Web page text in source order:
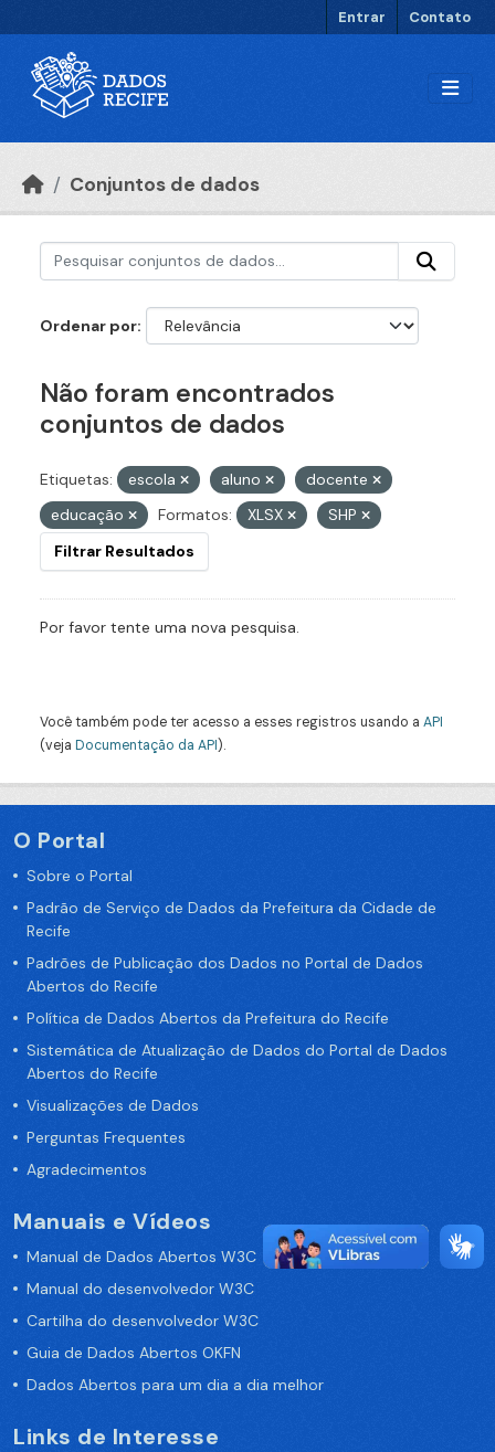
Entrar Contato
Conjuntos de dados
Ordenar por
Não foram encontrados
conjuntos de dados
Etiquetas: escola aluno
docente
educação
Formatos: XLSX
SHP
Filtrar Resultados
Por favor tente uma nova pesquisa.
Você também pode ter acesso a esses registros usando a API
(veja Documentação da API).
O Portal
Sobre o Portal
Padrão de Serviço de Dados da Prefeitura da Cidade de
Recife
Padrões de Publicação dos Dados no Portal de Dados
Abertos do Recife
Política de Dados Abertos da Prefeitura do Recife
Sistemática de Atualização de Dados do Portal de Dados
Abertos do Recife
Visualizações de Dados
Perguntas Frequentes
Agradecimentos
Manuais e Vídeos
Manual de Dados Abertos W3C
Manual do desenvolvedor W3C
Cartilha do desenvolvedor W3C
Guia de Dados Abertos OKFN
Dados Abertos para um dia a dia melhor
Links de Interesse